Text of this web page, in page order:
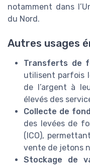
notamment dans
du Nord.
Autres usages
Transferts de
utilisent parfois
de l’argent à
élevés des
Collecte de
des levées de
(ICO),
vente de jetons
Stockage de